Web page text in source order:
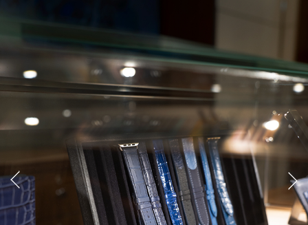
Previous Next